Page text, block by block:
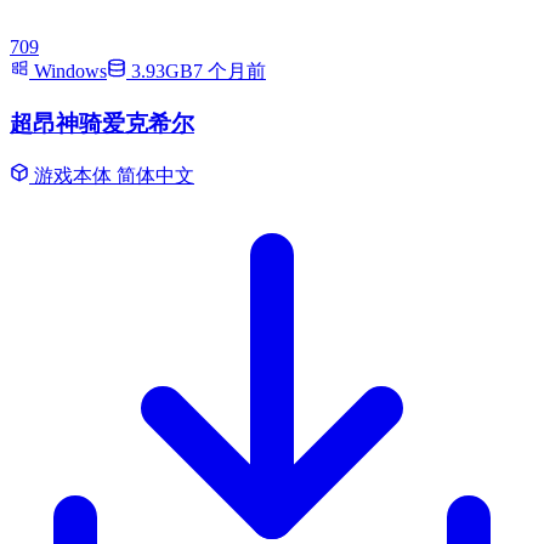
709
Windows
3.93GB7 个月前
超昂神骑爱克希尔
游戏本体 简体中文